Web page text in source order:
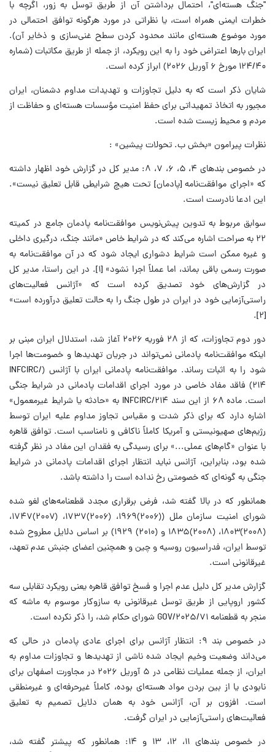
"جنگ هسته‌ای"، احتمال برداشتن آن از طریق توسل به زور، اگرچه با
خطرات ایمنی همراه است، یا نظراتی در مورد هرگونه توافق احتمالی در
مورد موضوع هسته‌ای مانند محدود کردن سطح غنی‌سازی و ذخایر آن).
ایران بارها اعتراض خود را به این رویکرد، از جمله از طریق مکاتبات (شماره
۱۲۴/۴۰ مورخ ۶ آوریل ۲۰۲۶) ابراز کرده است.
شایان ذکر است که به دلیل تجاوزات و تهدیدات مداوم دشمنان، ایران
مجبور به اتخاذ تمهیداتی برای حفظ امنیت مؤسسات هسته‌ای و حفاظت از
مردم و محیط زیست شده است.
نظرات پیرامون «بخش ب. تحولات پیشین» :
در خصوص بندهای ۴، ۵، ۶، ۷، ۸: مدیر کل در گزارش خود اظهار داشته
که «اجرای موافقت‌نامه [پادمان] تحت هیچ شرایطی قابل تعلیق نیست».
این ادعا نادرست است.
سوابق مربوط به تدوین پیش‌نویس موافقت‌نامه پادمان جامع در کمیته
۲۲ به صراحت اشاره می‌کند که در شرایط خاص «مانند جنگ، درگیری داخلی
و غیره ممکن است شرایط دشواری ایجاد شود که در آن موافقت‌نامه به
صورت رسمی باقی بماند، اما عملاً اجرا نشود» [۱]. در این راستا، مدیر کل
در گزارش‌های خود تصدیق کرده است که «آژانس فعالیت‌های
راستی‌آزمایی خود در ایران در طول جنگ را به حالت تعلیق درآورده است»
[۲].
دور دوم تجاوزات، که از ۲۸ فوریه ۲۰۲۶ آغاز شد، استدلال ایران مبنی بر
اینکه موافقت‌نامه پادمانی نمی‌تواند در جریان تهدیدها و خصومت‌ها اجرا
شود را به اثبات رساند. موافقت‌نامه پادمانی ایران با آژانس (INFCIRC/
۲۱۴) فاقد مفاد خاصی در مورد اجرای اقدامات پادمانی در شرایط جنگی
است. ماده ۶۸ از این سند INFCIRC/۲۱۴ به «حادثه یا شرایط غیرمعمول»
اشاره دارد که برای ذکر شدت و مقیاس تجاوز مداوم علیه ایران توسط
رژیم‌های صهیونیستی و آمریکا کاملاً ناکافی و نامناسب است. توافق قاهره
با عنوان «گام‌های عملی...» برای رسیدگی به فقدان این مفاد در نظر گرفته
شده بود، بنابراین، آژانس نباید انتظار اجرای اقدامات پادمانی در شرایط
جنگی به گونه‌ای که خصومتی رخ نداده است را داشته باشد.
همانطور که در بالا گفته شد، فرض برقراری مجدد قطعنامه‌های لغو شده
شورای امنیت سازمان ملل ((۲۰۰۶)۱۹۶۹، (۲۰۰۶)۱۷۳۷، (۲۰۰۷)۱۷۴۷،
(۲۰۰۸)۱۸۰۳، (۲۰۰۸)۱۸۳۵ و (۲۰۱۰) ۱۹۲۹) بر اساس دلایل مطروح شده
توسط ایران، فدراسیون روسیه و چین و همچنین اعضای جنبش عدم تعهد،
غیرقانونی است.
گزارش مدیر کل دلیل عدم اجرا و فسخ توافق قاهره یعنی رویکرد تقابلی سه
کشور اروپایی از طریق توسل غیرقانونی به سازوکار موسوم به ماشه که
منجر به قطعنامه GOV/۲۰۲۵/۷۱ شورای حکام شد، را ذکر نکرده است.
در خصوص بند ۹: انتظار آژانس برای اجرای عادی پادمان‌ در حالی که
می‌داند وضعیت وخیم ایجاد شده ناشی از تهدیدها و تجاوزات مداوم به
ایران، از جمله عملیات نظامی در ۵ آوریل ۲۰۲۶ در مجاورت اصفهان برای
نابودی یا از بین بردن مواد هسته‌ای بوده، کاملاً غیرحرفه‌ای و غیرمنطقی
است. افزون بر آن، آژانس خود به همان دلایل تصمیم به تعلیق
فعالیت‌های راستی‌آزمایی در ایران گرفت.
در خصوص بندهای ۱۱، ۱۲، ۱۳ و ۱۴: همانطور که پیشتر گفته شد،